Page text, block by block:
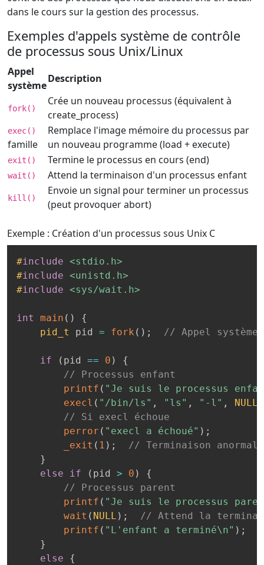
dans le cours sur la gestion des processus.
Exemples d'appels système de contrôle
de processus sous Unix/Linux
Appel
système
Description
fork()
Crée un nouveau processus (équivalent à
create_process)
exec()
famille
Remplace l'image mémoire du processus par
un nouveau programme (load + execute)
exit() Termine le processus en cours (end)
wait() Attend la terminaison d'un processus enfant
kill()
Envoie un signal pour terminer un processus
(peut provoquer abort)
Exemple : Création d'un processus sous Unix C
#include <stdio.h>
#include <unistd.h>
#include <sys/wait.h>
int main ( )
{
pid_t
pid = fork ( ) ; // Appel système
if ( pid == 0 )
{
// Processus enfant
printf ( "Je suis le processus
execl ( "/bin/ls" , "ls" , "-l" , NULL
// Si execl échoue
perror ( "execl a échoué" ) ;
_exit ( 1 ) ;
// Terminaison anormale
}
else
if ( pid > 0 )
{
// Processus parent
printf ( "Je suis le processus
wait ( NULL ) ;
// Attend la
printf ( "L'enfant a terminé\n" ) ;
}
else
{